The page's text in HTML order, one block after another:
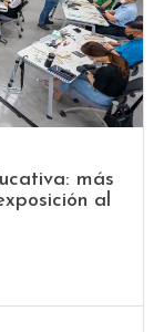
más
al